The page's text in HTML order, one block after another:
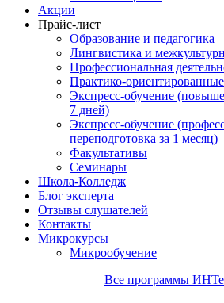
Акции
Прайс-лист
Образование и педагогика
Лингвистика и
Профессиональная
Практико-
Экспресс-обучение
7 дней)
Экспресс-обучение
переподготовка за 1 месяц)
Факультативы
Семинары
Школа-Колледж
Блог эксперта
Отзывы слушателей
Контакты
Микрокурсы
Микрообучение
Все программы